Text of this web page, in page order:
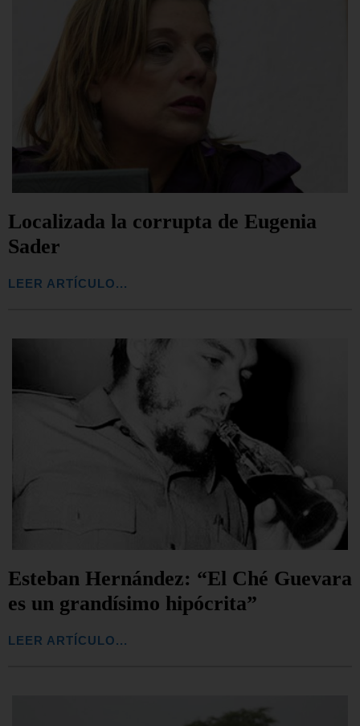
Localizada la corrupta de Eugenia
Sader
LEER ARTÍCULO...
Esteban Hernández: “El Ché Guevara
es un grandísimo hipócrita”
LEER ARTÍCULO...